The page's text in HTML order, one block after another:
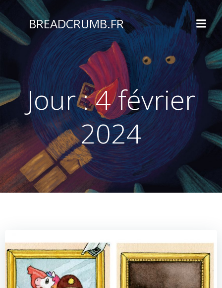
Aller
au
contenu
BREADCRUMB.FR
Jour :4 février
2024